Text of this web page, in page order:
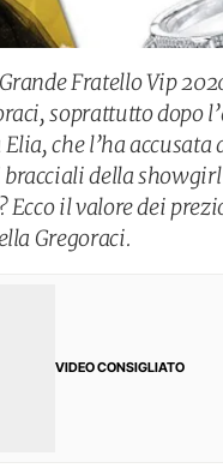
Fratello Vip
soprattutto dopo
che l’ha accusata
della
il valore dei
Gregoraci.
VIDEO CONSIGLIATO